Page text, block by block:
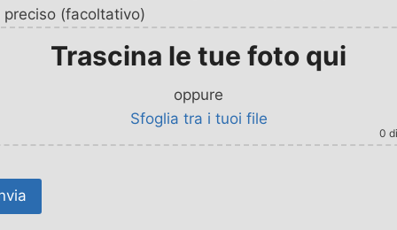
preciso (facoltativo)
Trascina le tue foto qui
oppure
Sfoglia tra i tuoi file
0